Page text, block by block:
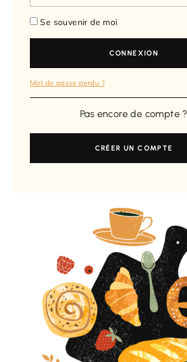
Se souvenir de moi
CONNEXION
Mot de passe perdu ?
Pas encore de compte ?
CRÉER UN COMPTE